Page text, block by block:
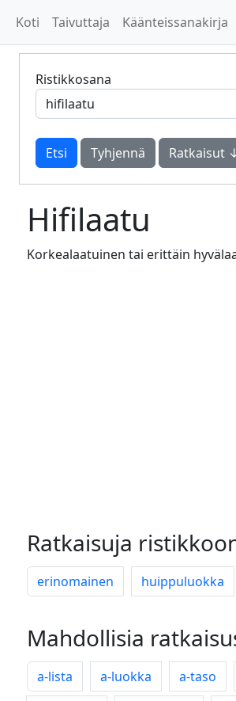
Koti Taivuttaja Käänteissanakirja
Ristikkosana
Tyhjennä Ratkaisut
Hifilaatu
Korkealaatuinen tai erittäin
Ratkaisuja
erinomainen huippuluokka
Mahdollisia
a-lista a-luokka a-taso